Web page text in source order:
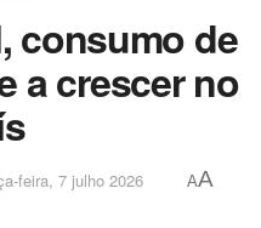
consumo de
a crescer no
feira, 7 julho 2026 AA